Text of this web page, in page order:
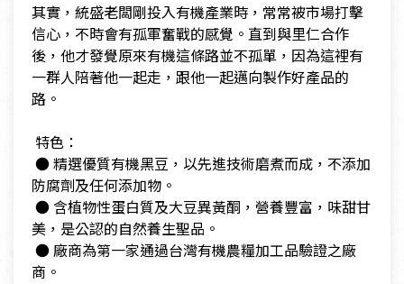
其實，統盛老闆剛投入有機產業時，常常被市場打擊
信心，不時會有孤軍奮戰的感覺。直到與里仁合作
後，他才發覺原來有機這條路並不孤單，因為這裡有
一群人陪著他一起走，跟他一起邁向製作好產品的
路。
​ 特色：
​ ● 精選優質有機黑豆，以先進技術磨煮而成，不添加
防腐劑及任何添加物。
​ ● 含植物性蛋白質及大豆異黃酮，營養豐富，味甜甘
美，是公認的自然養生聖品。
​ ​● 廠商為第一家通過台灣有機農糧加工品驗證之廠
商。